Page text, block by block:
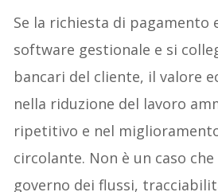
Se la richiesta di pagamento
software gestionale e si
bancari del cliente, il valore
nella riduzione del lavoro
ripetitivo e nel
circolante. Non è un caso che
governo dei flussi,